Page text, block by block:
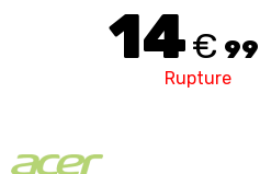
14€ 99
Rupture